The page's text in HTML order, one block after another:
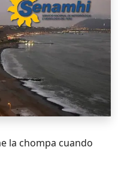
la chompa cuando